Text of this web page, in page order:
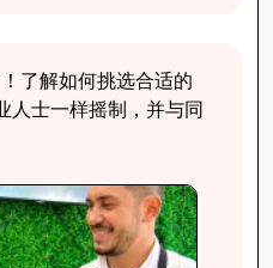
了解如何挑选合适的
人士一样摇制，并与同